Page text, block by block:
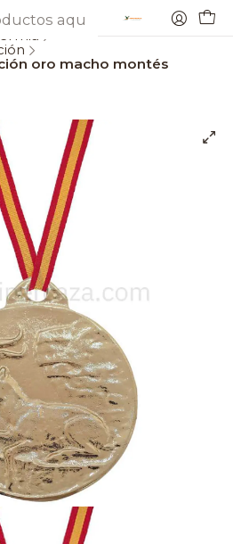
oro macho montés